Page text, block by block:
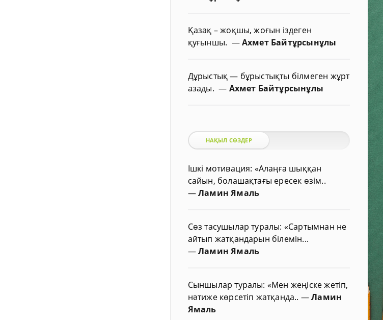
Қазақ – жоқшы, жоғын іздеген
қуғыншы. —Ахмет Байтұрсынұлы
Дұрыстық — бұрыстықты білмеген жұрт
азады.— Ахмет Байтұрсынұлы
НАҚЫЛ СӨЗДЕР
Ішкі мотивация: «Алаңға шыққан
сайын, болашақтағы ересек өзім..
—Ламин Ямаль
Сөз тасушылар туралы: «Сартымнан не
айтып жатқандарын білемін...
—Ламин Ямаль
Сыншылар туралы: «Мен жеңіске жетіп,
нәтиже көрсетіп жатқанда.. —Ламин
Ямаль